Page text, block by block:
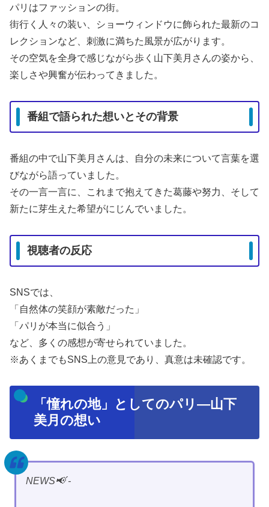
パリはファッションの街。
街行く人々の装い、ショーウィンドウに飾られた最新のコ
レクションなど、刺激に満ちた風景が広がります。
その空気を全身で感じながら歩く山下美月さんの姿から、
楽しさや興奮が伝わってきました。
番組で語られた想いとその背景
番組の中で山下美月さんは、自分の未来について言葉を選
びながら語っていました。
その一言一言に、これまで抱えてきた葛藤や努力、そして
新たに芽生えた希望がにじんでいました。
視聴者の反応
SNSでは、
「自然体の笑顔が素敵だった」
「パリが本当に似合う」
など、多くの感想が寄せられていました。
※あくまでもSNS上の意見であり、真意は未確認です。
「憧れの地」としてのパリ—山下
美月の想い
NEWS📢´-